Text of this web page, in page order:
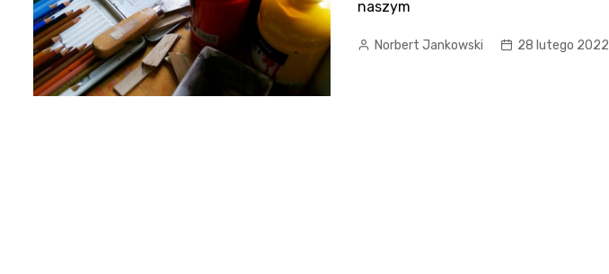
naszym
Norbert Jankowski 28 lutego 2022